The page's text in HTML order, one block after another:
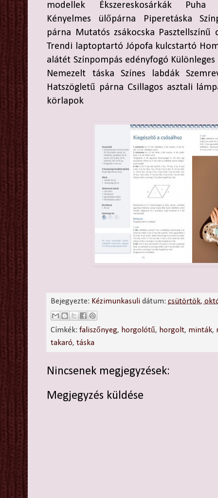
modellek Ékszereskosárkák Puha
Kényelmes ülőpárna Piperetáska
párna Mutatós zsákocska Pasztellszínű
Trendi laptoptartó Jópofa kulcstartó
alátét Színpompás edényfogó
Nemezelt táska Színes labdák
Hatszögletű párna Csillagos asztali
körlapok
Bejegyezte: Kézimunkasuli dátum:csütörtök,
Címkék:faliszőnyeg, horgolótű, horgolt, minták,
takaró,táska
Nincsenek megjegyzések:
Megjegyzés küldése